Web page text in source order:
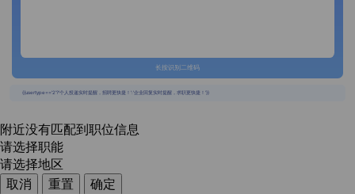
长按识别二维码
{{usertype=='2'?'个人投递实时提醒，招聘更快捷！':'企业回复实时提醒，求职更快捷！'}}
附近没有匹配到职位信息
请选择职能
请选择地区
取消
重置
确定